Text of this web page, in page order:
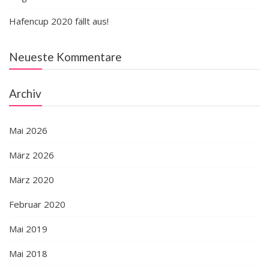
Hafencup 2020 fällt aus!
Neueste Kommentare
Archiv
Mai 2026
März 2026
März 2020
Februar 2020
Mai 2019
Mai 2018